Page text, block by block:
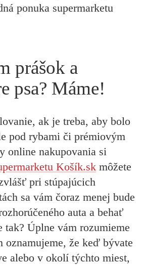
ponuka supermarketu
prášok a
psa? Máme!
ak je treba, aby bolo
pod rybami či prémiovým
online nakupovania si
Košík.sk môžete
pri stúpajúcich
sa vám čoraz menej bude
auta a behať
tak? Úplne vám rozumieme
oznamujeme, že keď bývate
alebo v okolí týchto miest,